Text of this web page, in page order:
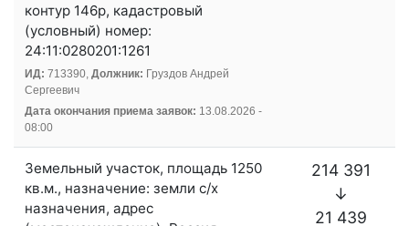
контур 146р, кадастровый
(условный) номер:
24:11:0280201:1261
ИД: 713390, Должник: Груздов Андрей
Сергеевич
Дата окончания приема заявок: 13.08.2026 -
08:00
Земельный участок, площадь 1250
кв.м., назначение: земли с/х
назначения, адрес
214 391
↓
21 439